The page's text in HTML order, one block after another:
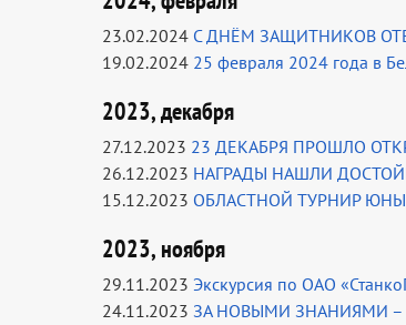
23.02.2024 С ДНЁМ ЗАЩИТНИКОВ
19.02.2024 25 февраля 2024 года в
2023, декабря
27.12.2023 23 ДЕКАБРЯ ПРОШЛО
26.12.2023 НАГРАДЫ НАШЛИ
15.12.2023 ОБЛАСТНОЙ ТУРНИР
2023, ноября
29.11.2023 Экскурсия по ОАО
24.11.2023 ЗА НОВЫМИ ЗНАНИЯМИ –